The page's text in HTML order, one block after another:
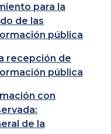
para la
de las
pública
recepción de
pública
con
de la